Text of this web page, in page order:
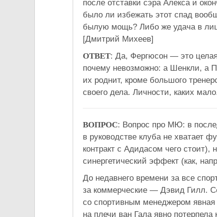
после отставки сэра Алекса и
было ли избежать этот спад
былую мощь? Либо же удача в
[Дмитрий Михеев]
ОТВЕТ: Да, Фергюсон — это
почему невозможно: а Шенкли, а
их роднит, кроме большого
своего дела. Личности, каких
ВОПРОС: Вопрос про МЮ: в
в руководстве клуба не хватает
контракт с Адидасом чего
синергетический эффект (как,
До недавнего времени за все
за коммерческие — Дэвид Гилл.
со спортивным менеджером
на плечи ван Гала явно потерпела